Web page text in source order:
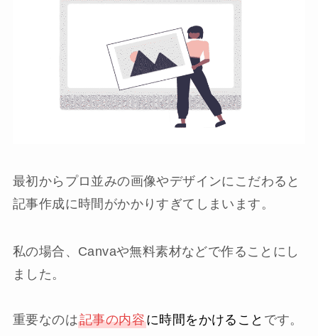
最初からプロ並みの画像やデザインにこだわると
記事作成に時間がかかりすぎてしまいます。
私の場合、Canvaや無料素材などで作ることにし
ました。
重要なのは記事の内容に時間をかけること です。